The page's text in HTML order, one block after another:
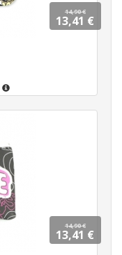
14,90 €
13,41 €
14,90 €
13,41 €